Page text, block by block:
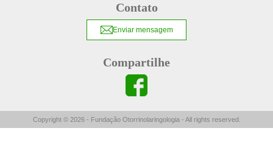
Contato
Enviar mensagem
Compartilhe
Copyright © 2026 - Fundação Otorrinolaringologia - All rights reserved.